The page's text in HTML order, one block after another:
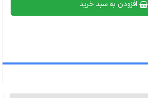
افزودن به سبد خرید